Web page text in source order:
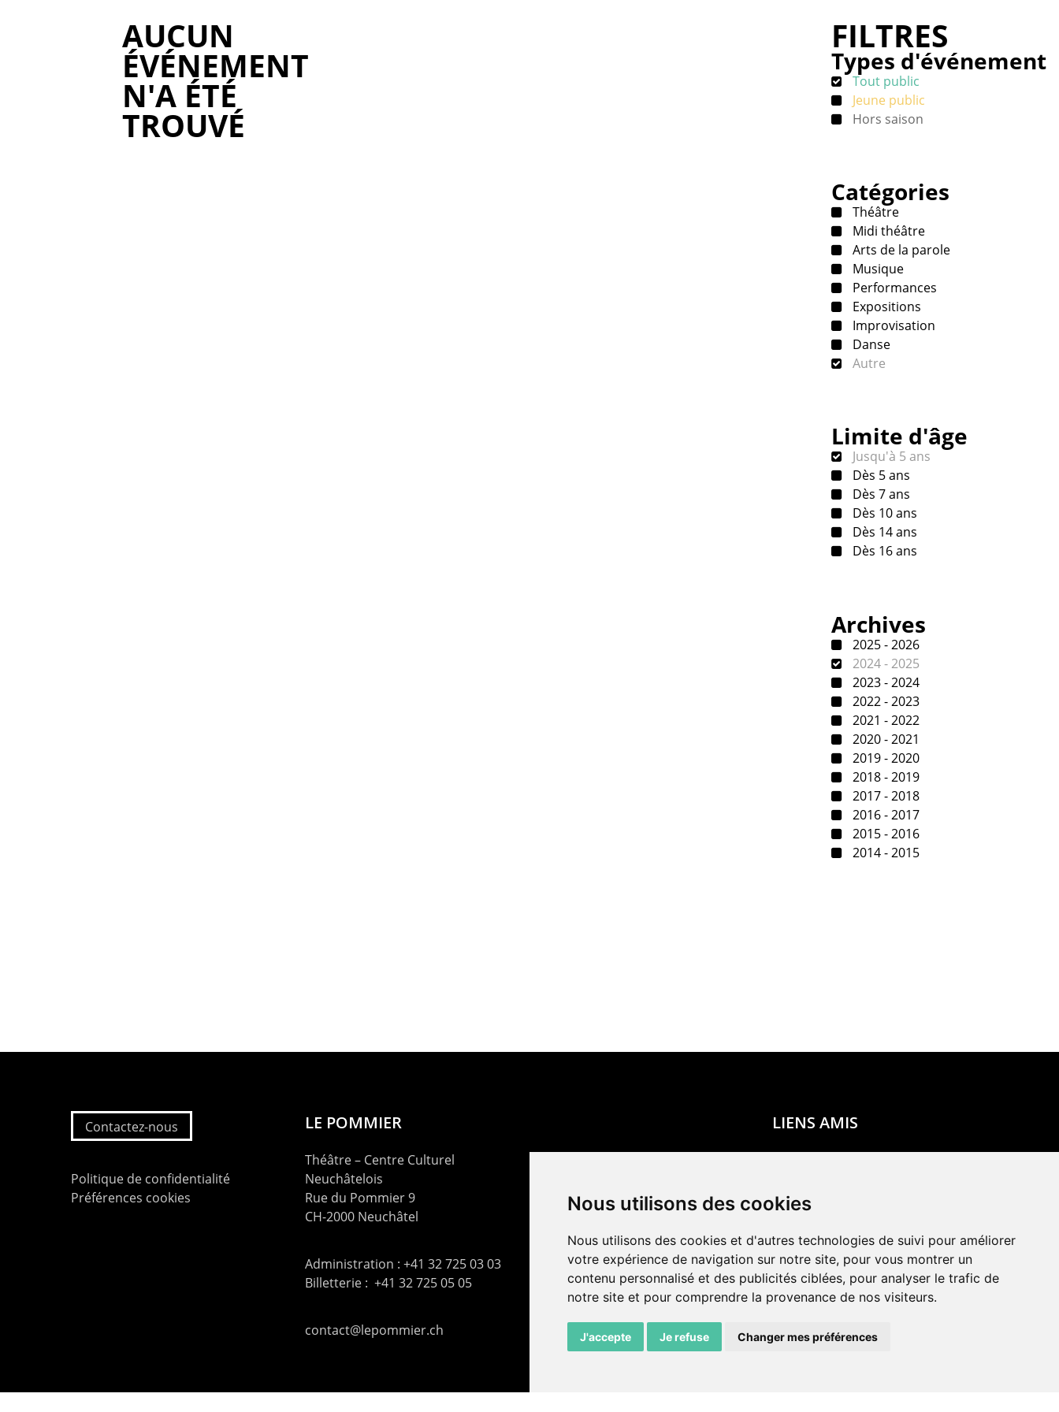
Nous utilisons des cookies
Nous utilisons des cookies et d'autres technologies de suivi pour améliorer
votre expérience de navigation sur notre site, pour vous montrer un
contenu personnalisé et des publicités ciblées, pour analyser le trafic de
notre site et pour comprendre la provenance de nos visiteurs.
J'accepte Je refuse Changer mes préférences
AUCUN
ÉVÉNEMENT
N'A ÉTÉ
TROUVÉ
FILTRES
Types d'événement
Tout public
Jeune public
Hors saison
Catégories
Théâtre
Midi théâtre
Arts de la parole
Musique
Performances
Expositions
Improvisation
Danse
Autre
Limite d'âge
Jusqu'à 5 ans
Dès 5 ans
Dès 7 ans
Dès 10 ans
Dès 14 ans
Dès 16 ans
Archives
2025 - 2026
2024 - 2025
2023 - 2024
2022 - 2023
2021 - 2022
2020 - 2021
2019 - 2020
2018 - 2019
2017 - 2018
2016 - 2017
2015 - 2016
2014 - 2015
Contactez-nous
Politique de confidentialité
Préférences cookies
LE POMMIER
Théâtre – Centre Culturel
Neuchâtelois
Rue du Pommier 9
CH-2000 Neuchâtel
Administration : +41 32 725 03 03
Billetterie : +41 32 725 05 05
contact@lepommier.ch
LIENS AMIS